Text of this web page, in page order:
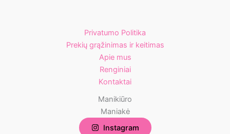
Privatumo Politika
Prekių grąžinimas ir keitimas
Apie mus
Renginiai
Kontaktai
Manikiūro
Maniakė
Instagram